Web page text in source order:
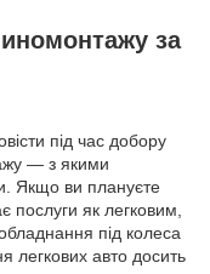
за
під час добору
— з якими
Якщо ви плануєте
послуги як легковим,
під колеса
легкових авто досить